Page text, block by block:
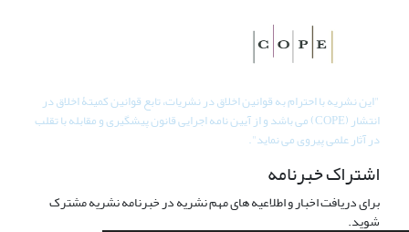
"این نشریه با احترام به قوانین اخلاق در نشریات، تابع قوانین کمیتۀ اخلاق در
انتشار (COPE) می باشد و از آیین نامه اجرایی قانون پیشگیری و مقابله با تقلب
در آثار علمی پیروی می نماید".
اشتراک خبرنامه
برای دریافت اخبار و اطلاعیه های مهم نشریه در خبرنامه نشریه مشترک
شوید.